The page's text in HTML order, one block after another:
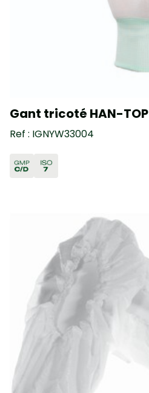
Gant tricoté HAN-TOP
Ref : IGNYW33004